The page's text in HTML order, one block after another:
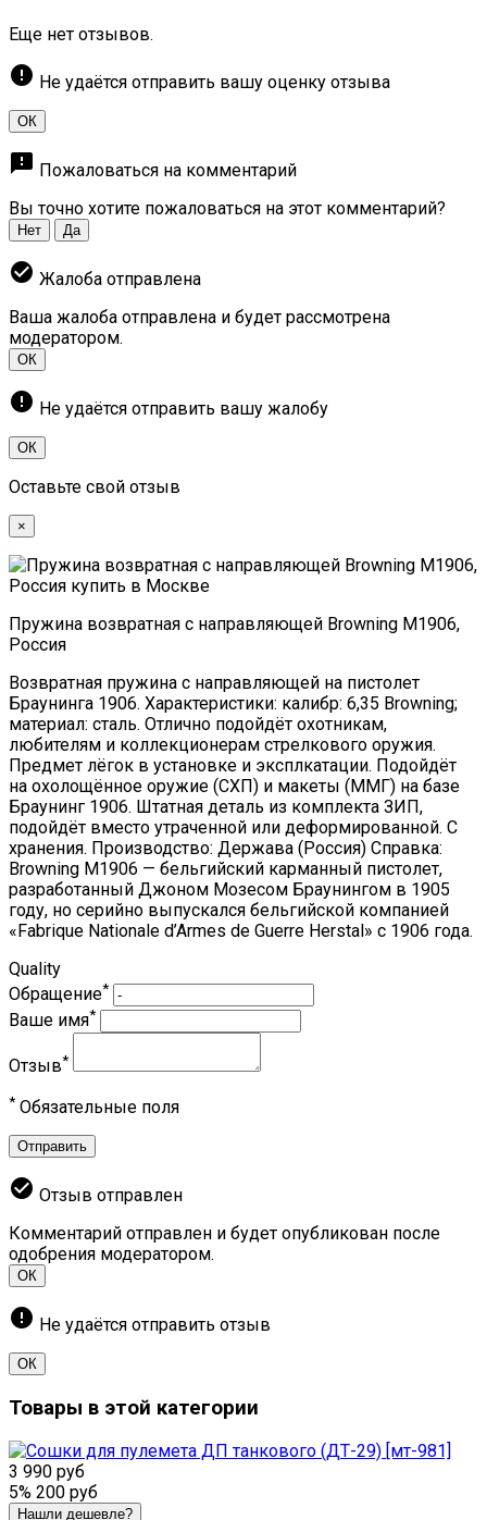
Еще нет отзывов.
error Не удаётся отправить вашу оценку отзыва
ОК
feedback Пожаловаться на комментарий
Вы точно хотите пожаловаться на этот комментарий?
Нет Да
check_circle Жалоба отправлена
Ваша жалоба отправлена и будет рассмотрена
модератором.
ОК
error Не удаётся отправить вашу жалобу
ОК
Оставьте свой отзыв
×
Пружина возвратная с направляющей Browning M1906,
Россия
Возвратная пружина с направляющей на пистолет
Браунинга 1906. Характеристики: калибр: 6,35 Browning;
материал: сталь. Отлично подойдёт охотникам,
любителям и коллекционерам стрелкового оружия.
Предмет лёгок в установке и эксплкатации. Подойдёт
на охолощённое оружие (СХП) и макеты (ММГ) на базе
Браунинг 1906. Штатная деталь из комплекта ЗИП,
подойдёт вместо утраченной или деформированной. С
хранения. Производство: Держава (Россия) Справка:
Browning M1906 — бельгийский карманный пистолет,
разработанный Джоном Мозесом Браунингом в 1905
году, но серийно выпускался бельгийской компанией
«Fabrique Nationale d’Armes de Guerre Herstal» с 1906 года.
Quality
Обращение*
Ваше имя*
Отзыв*
* Обязательные поля
Отправить
check_circle Отзыв отправлен
Комментарий отправлен и будет опубликован после
одобрения модератором.
ОК
error Не удаётся отправить отзыв
ОК
Товары в этой категории
3 990 руб
5% 200 руб
Нашли дешевле?